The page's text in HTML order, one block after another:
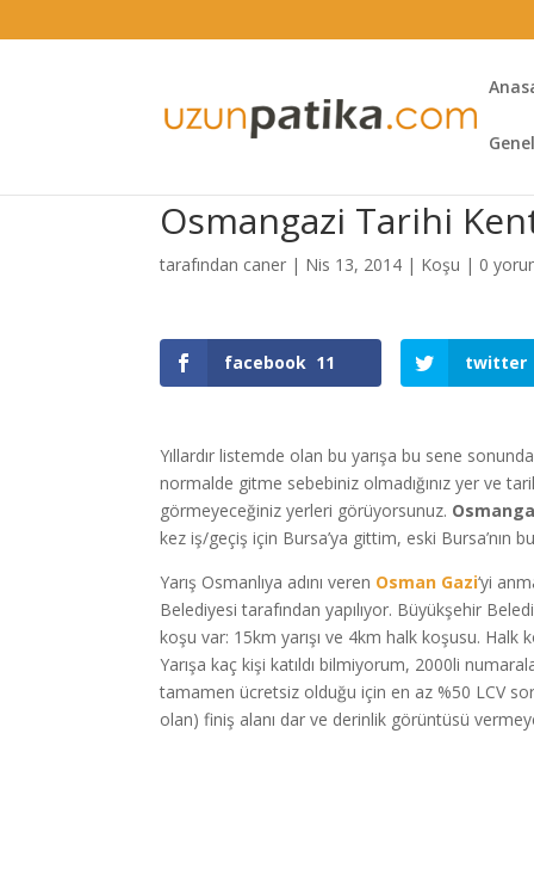
Osmangazi Tarihi
tarafından caner | Nis 13, 2014 | Koşu | 0
facebook 11 twitter
Yıllardır listemde olan bu yarışa bu sene
normalde gitme sebebiniz olmadığınız yer ve
görmeyeceğiniz yerleri görüyorsunuz.
kez iş/geçiş için Bursa’ya gittim, eski Bursa’nın
Yarış Osmanlıya adını veren Osman Gazi‘yi
Belediyesi tarafından yapılıyor. Büyükşehir
koşu var: 15km yarışı ve 4km halk koşusu. Halk
Yarışa kaç kişi katıldı bilmiyorum, 2000li
tamamen ücretsiz olduğu için en az %50 LCV
olan) finiş alanı dar ve derinlik görüntüsü